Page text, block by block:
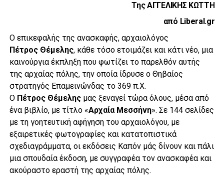
Της ΑΓΓΕΛΙΚΗΣ ΚΩΤΤΗ
από Liberal.gr
Ο επικεφαλής της ανασκαφής, αρχαιολόγος
Πέτρος Θέμελης, κάθε τόσο ετοιμάζει και κάτι νέο, μια
καινούργια έκπληξη που φωτίζει το παρελθόν αυτής
της αρχαίας πόλης, την οποία ίδρυσε ο Θηβαίος
στρατηγός Επαμεινώνδας το 369 π.Χ.
Ο Πέτρος Θέμεληςμας ξεναγεί τώρα όλους, μέσα από
ένα βιβλίο, με τίτλο «Αρχαία Μεσσήνη». Σε 144 σελίδες
με τη γοητευτική αφήγηση του αρχαιολόγου, με
εξαιρετικές φωτογραφίες και κατατοπιστικά
σχεδιαγράμματα, οι εκδόσεις Καπόν μάς δίνουν και πάλι
μια σπουδαία έκδοση, με συγγραφέα τον ανασκαφέα και
ακούραστο εραστή της αρχαίας πόλης.